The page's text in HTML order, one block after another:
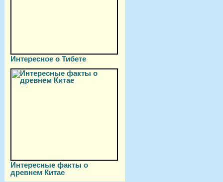
Интересное о Тибете
Интересные факты о
древнем Китае